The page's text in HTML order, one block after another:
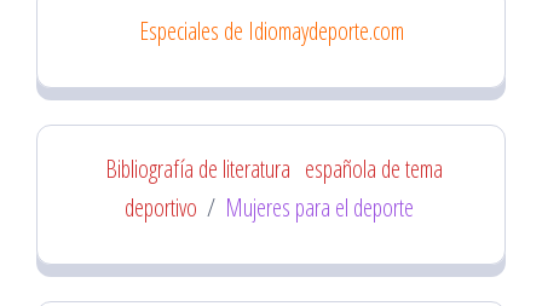
Especiales de Idiomaydeporte.com
Bibliografía de literatura española de tema
deportivo / Mujeres para el deporte